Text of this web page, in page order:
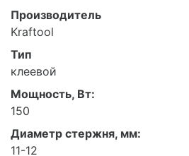
Производитель
Kraftool
Тип
клеевой
Мощность, Вт:
150
Диаметр стержня, мм:
11-12